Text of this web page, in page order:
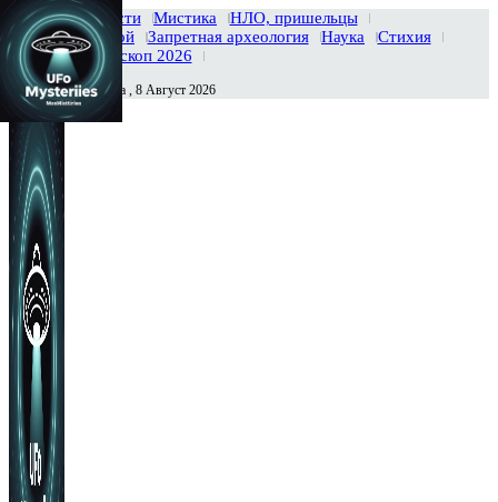
Главная Новости Мистика
НЛО, пришельцы
Тайны вселенной
Запретная археология Наука
Стихия
История
Гороскоп 2026
Сегодня Суббота , 8 Август 2026